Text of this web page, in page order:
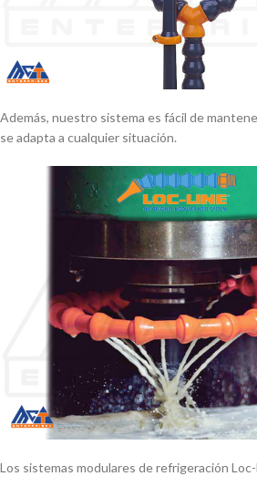
Además, nuestro sistema es fácil de
se adapta a cualquier situación.
Los sistemas modulares de refrigeración